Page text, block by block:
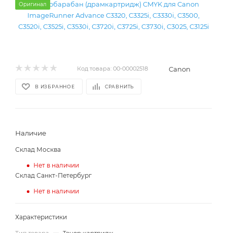
Оригинал
Код товара: 00-00002518 Canon
В ИЗБРАННОЕ СРАВНИТЬ
Наличие
Склад Москва
Нет в наличии
Склад Санкт-Петербург
Нет в наличии
Характеристики